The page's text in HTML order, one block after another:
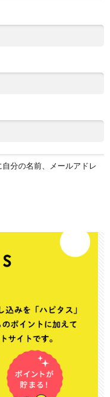
分の名前、メールアドレ